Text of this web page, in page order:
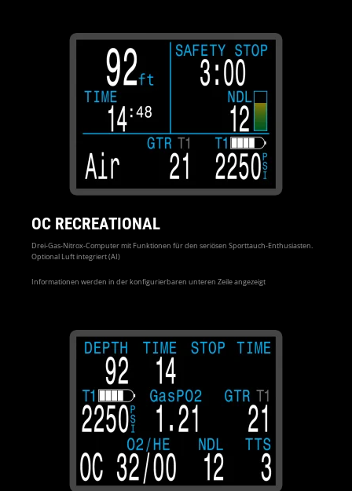
OC RECREATIONAL
Drei-Gas-Nitrox-Computer mit Funktionen für den seriösen Sporttauch-Enthusiasten.
Optional Luft integriert (AI)
Informationen werden in der konfigurierbaren unteren Zeile angezeigt